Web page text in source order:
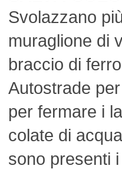
Svolazzano
muraglione di
braccio di
Autostrade
per fermare i
colate di
sono presenti